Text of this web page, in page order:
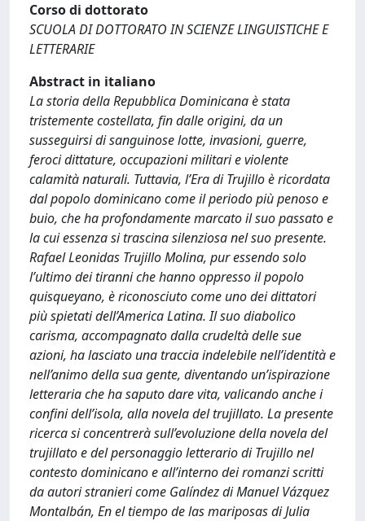
Corso di dottorato
SCUOLA DI DOTTORATO IN SCIENZE LINGUISTICHE E
LETTERARIE
Abstract in italiano
La storia della Repubblica Dominicana è stata
tristemente costellata, fin dalle origini, da un
susseguirsi di sanguinose lotte, invasioni, guerre,
feroci dittature, occupazioni militari e violente
calamità naturali. Tuttavia, l’Era di Trujillo è ricordata
dal popolo dominicano come il periodo più penoso e
buio, che ha profondamente marcato il suo passato e
la cui essenza si trascina silenziosa nel suo presente.
Rafael Leonidas Trujillo Molina, pur essendo solo
l’ultimo dei tiranni che hanno oppresso il popolo
quisqueyano, è riconosciuto come uno dei dittatori
più spietati dell’America Latina. Il suo diabolico
carisma, accompagnato dalla crudeltà delle sue
azioni, ha lasciato una traccia indelebile nell’identità e
nell’animo della sua gente, diventando un’ispirazione
letteraria che ha saputo dare vita, valicando anche i
confini dell’isola, alla novela del trujillato. La presente
ricerca si concentrerà sull’evoluzione della novela del
trujillato e del personaggio letterario di Trujillo nel
contesto dominicano e all’interno dei romanzi scritti
da autori stranieri come Galíndez di Manuel Vázquez
Montalbán, En el tiempo de las mariposas di Julia